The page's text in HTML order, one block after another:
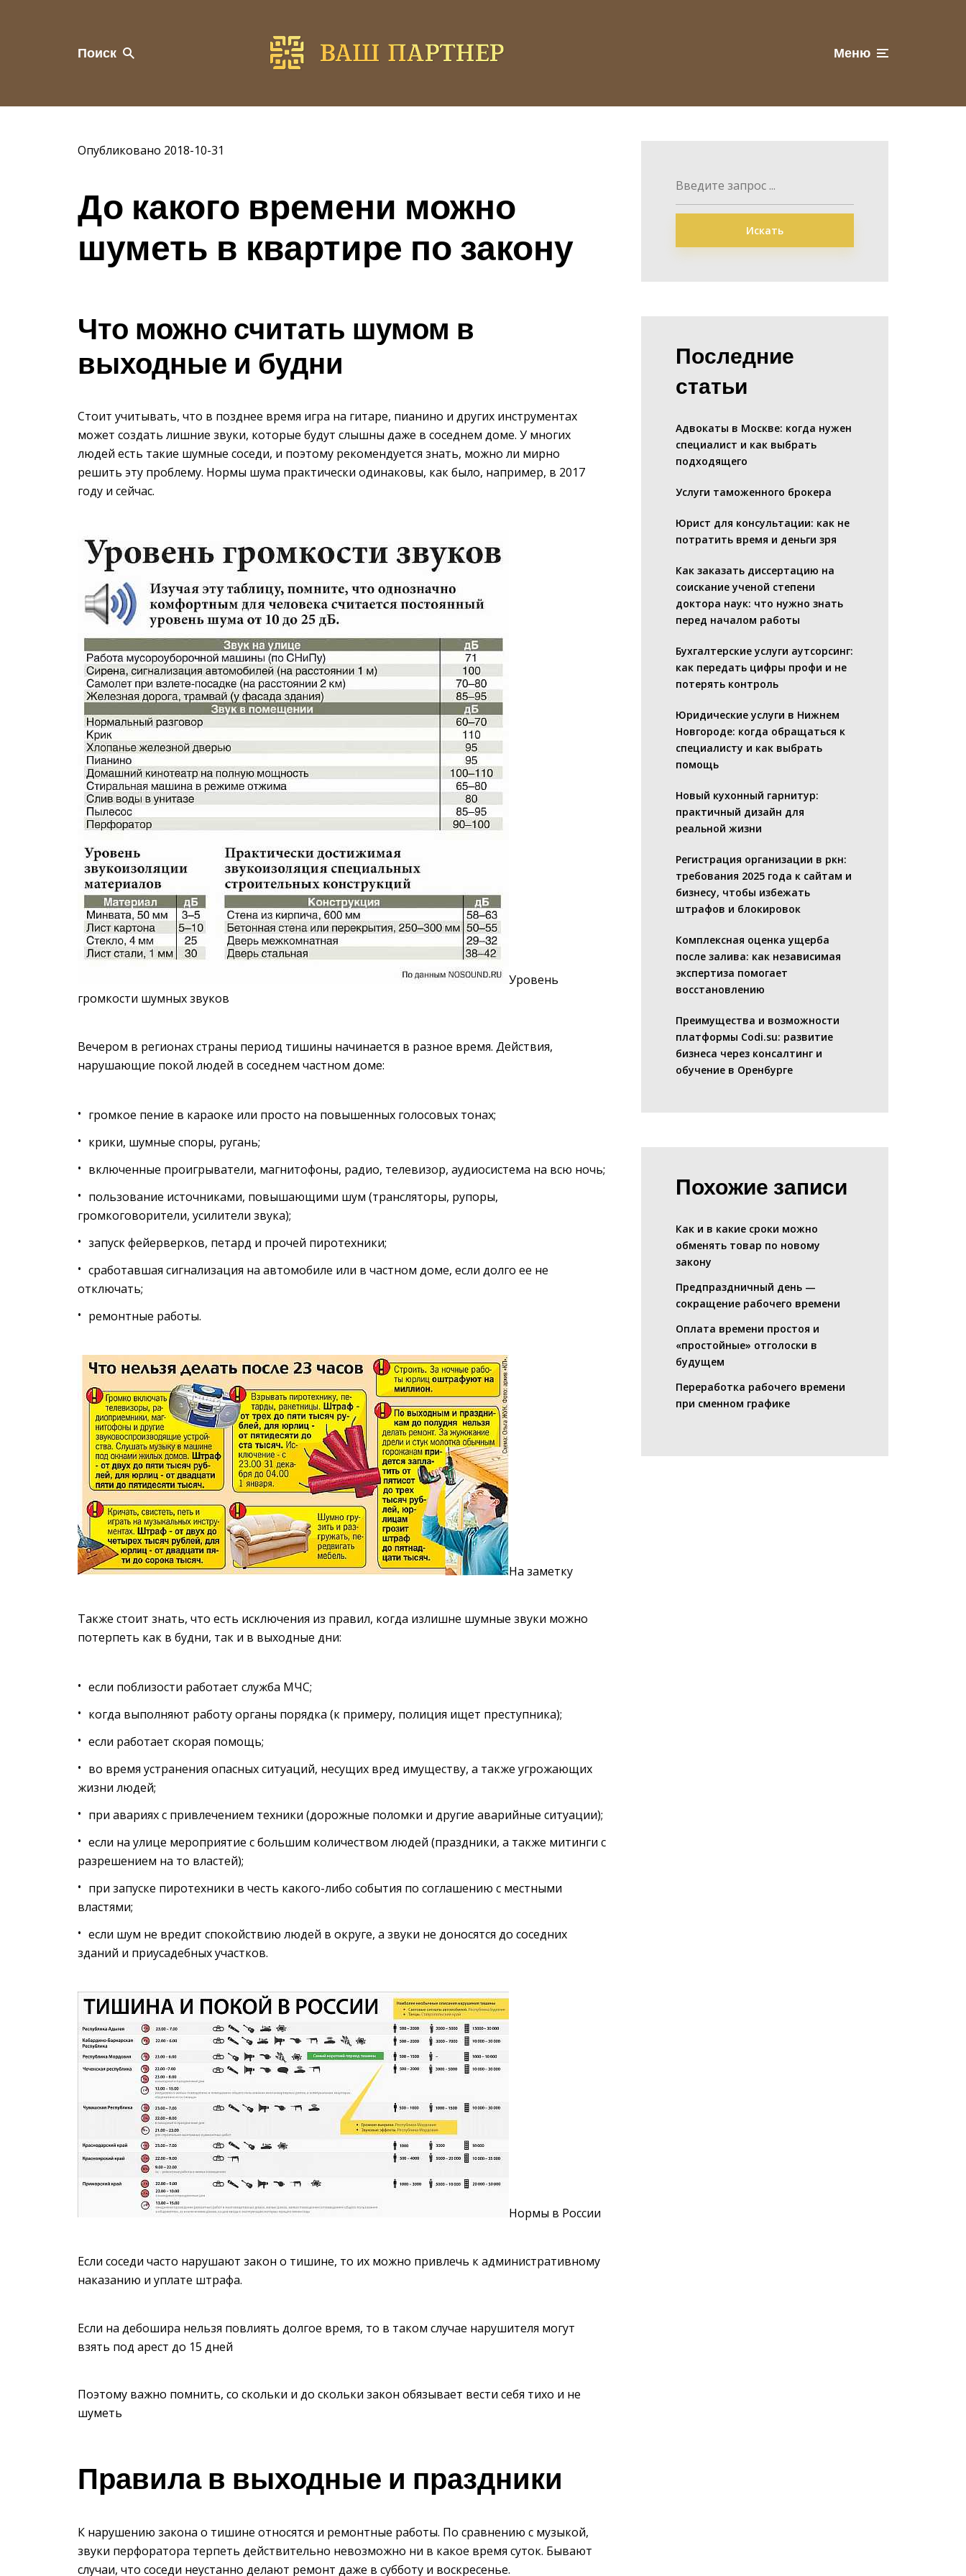
Поиск Меню
Опубликовано 2018-10-31
До какого времени можно
шуметь в квартире по закону
Что можно считать шумом в
выходные и будни
Стоит учитывать, что в позднее время игра на гитаре, пианино и других инструментах
может создать лишние звуки, которые будут слышны даже в соседнем доме. У многих
людей есть такие шумные соседи, и поэтому рекомендуется знать, можно ли мирно
решить эту проблему. Нормы шума практически одинаковы, как было, например, в 2017
году и сейчас.
Уровень
громкости шумных звуков
Вечером в регионах страны период тишины начинается в разное время. Действия,
нарушающие покой людей в соседнем частном доме:
громкое пение в караоке или просто на повышенных голосовых тонах;
крики, шумные споры, ругань;
включенные проигрыватели, магнитофоны, радио, телевизор, аудиосистема на всю ночь;
пользование источниками, повышающими шум (трансляторы, рупоры,
громкоговорители, усилители звука);
запуск фейерверков, петард и прочей пиротехники;
сработавшая сигнализация на автомобиле или в частном доме, если долго ее не
отключать;
ремонтные работы.
На заметку
Также стоит знать, что есть исключения из правил, когда излишне шумные звуки можно
потерпеть как в будни, так и в выходные дни:
если поблизости работает служба МЧС;
когда выполняют работу органы порядка (к примеру, полиция ищет преступника);
если работает скорая помощь;
во время устранения опасных ситуаций, несущих вред имуществу, а также угрожающих
жизни людей;
при авариях с привлечением техники (дорожные поломки и другие аварийные ситуации);
если на улице мероприятие с большим количеством людей (праздники, а также митинги с
разрешением на то властей);
при запуске пиротехники в честь какого-либо события по соглашению с местными
властями;
если шум не вредит спокойствию людей в округе, а звуки не доносятся до соседних
зданий и приусадебных участков.
Нормы в России
Если соседи часто нарушают закон о тишине, то их можно привлечь к административному
наказанию и уплате штрафа.
Если на дебошира нельзя повлиять долгое время, то в таком случае нарушителя могут
взять под арест до 15 дней
Поэтому важно помнить, со скольки и до скольки закон обязывает вести себя тихо и не
шуметь
Правила в выходные и праздники
К нарушению закона о тишине относятся и ремонтные работы. По сравнению с музыкой,
звуки перфоратора терпеть действительно невозможно ни в какое время суток. Бывают
случаи, что соседи неустанно делают ремонт даже в субботу и воскресенье.
Искать
Последние
статьи
Адвокаты в Москве: когда нужен
специалист и как выбрать
подходящего
Услуги таможенного брокера
Юрист для консультации: как не
потратить время и деньги зря
Как заказать диссертацию на
соискание ученой степени
доктора наук: что нужно знать
перед началом работы
Бухгалтерские услуги аутсорсинг:
как передать цифры профи и не
потерять контроль
Юридические услуги в Нижнем
Новгороде: когда обращаться к
специалисту и как выбрать
помощь
Новый кухонный гарнитур:
практичный дизайн для
реальной жизни
Регистрация организации в ркн:
требования 2025 года к сайтам и
бизнесу, чтобы избежать
штрафов и блокировок
Комплексная оценка ущерба
после залива: как независимая
экспертиза помогает
восстановлению
Преимущества и возможности
платформы Codi.su: развитие
бизнеса через консалтинг и
обучение в Оренбурге
Похожие записи
Как и в какие сроки можно
обменять товар по новому
закону
Предпраздничный день —
сокращение рабочего времени
Оплата времени простоя и
«простойные» отголоски в
будущем
Переработка рабочего времени
при сменном графике